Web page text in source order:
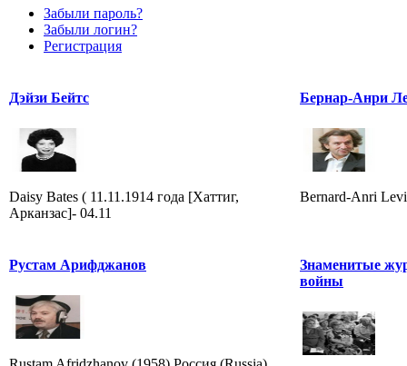
Забыли пароль?
Забыли логин?
Регистрация
Дэйзи Бейтс
Daisy Bates ( 11.11.1914 года [Хаттиг,
Арканзас]- 04.11
Бернар-Анри
Bernard-Anri Levi
Рустам Арифджанов
Знаменитые
войны